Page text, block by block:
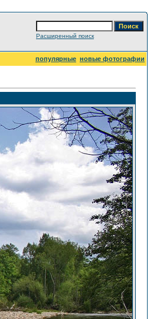
Расширенный поиск
популярные новые фотографии